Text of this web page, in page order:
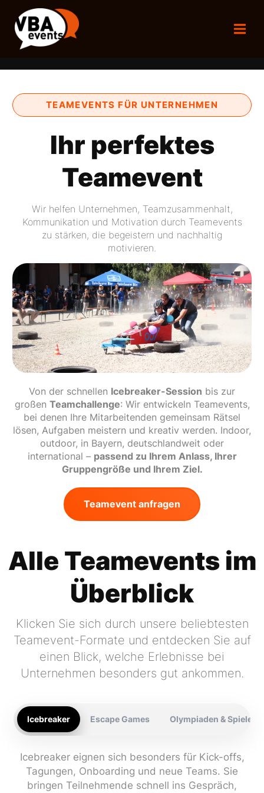
TEAMEVENTS FÜR UNTERNEHMEN
Ihr perfektes
Teamevent
Wir helfen Unternehmen, Teamzusammenhalt,
Kommunikation und Motivation durch Teamevents
zu stärken, die begeistern und nachhaltig
motivieren.
Von der schnellen Icebreaker-Session bis zur
großen Teamchallenge: Wir entwickeln Teamevents,
bei denen Ihre Mitarbeitenden gemeinsam Rätsel
lösen, Aufgaben meistern und kreativ werden. Indoor,
outdoor, in Bayern, deutschlandweit oder
international – passend zu Ihrem Anlass, Ihrer
Gruppengröße und Ihrem Ziel.
Teamevent anfragen
Alle Teamevents im
Überblick
Klicken Sie sich durch unsere beliebtesten
Teamevent-Formate und entdecken Sie auf
einen Blick, welche Erlebnisse bei
Unternehmen besonders gut ankommen.
Icebreaker Escape Games Olympiaden & Spiele
Icebreaker eignen sich besonders für Kick-offs,
Tagungen, Onboarding und neue Teams. Sie
bringen Teilnehmende schnell ins Gespräch,